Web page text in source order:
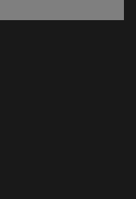
ventana)
ventana)